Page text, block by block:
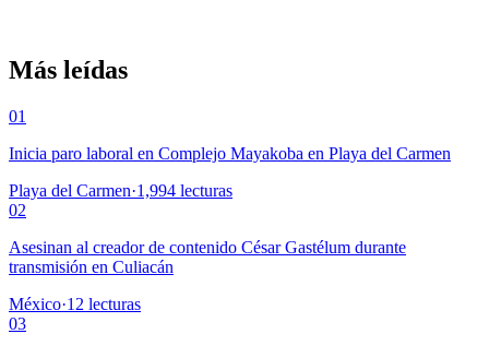
Más leídas
01
Inicia paro laboral en Complejo Mayakoba en Playa del Carmen
Playa del Carmen·1,994 lecturas
02
Asesinan al creador de contenido César Gastélum durante
transmisión en Culiacán
México·12 lecturas
03